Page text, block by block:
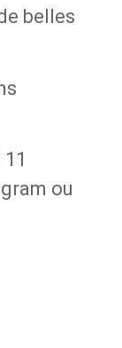
belles
ou